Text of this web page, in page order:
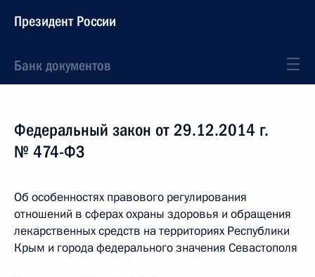
Президент России
Банк документов
Федеральный закон от 29.12.2014 г.
№ 474-ФЗ
Об особенностях правового регулирования
отношений в сферах охраны здоровья и обращения
лекарственных средств на территориях Республики
Крым и города федерального значения Севастополя